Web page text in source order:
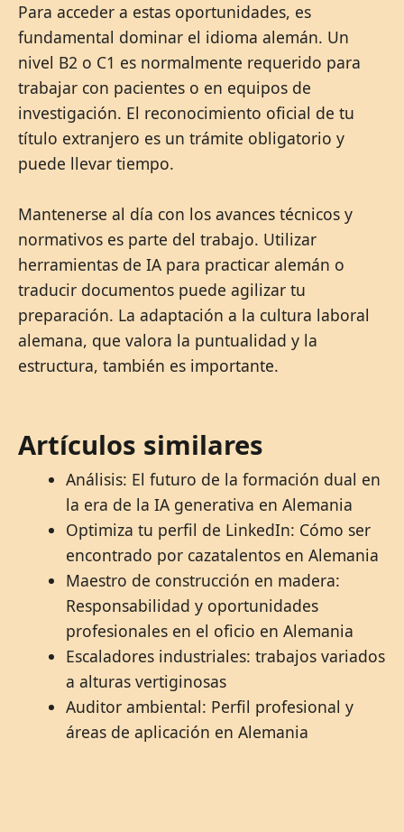
Para acceder a estas oportunidades, es
fundamental dominar el idioma alemán. Un
nivel B2 o C1 es normalmente requerido para
trabajar con pacientes o en equipos de
investigación. El reconocimiento oficial de tu
título extranjero es un trámite obligatorio y
puede llevar tiempo.
Mantenerse al día con los avances técnicos y
normativos es parte del trabajo. Utilizar
herramientas de IA para practicar alemán o
traducir documentos puede agilizar tu
preparación. La adaptación a la cultura laboral
alemana, que valora la puntualidad y la
estructura, también es importante.
Artículos similares
Análisis: El futuro de la formación dual en
la era de la IA generativa en Alemania
Optimiza tu perfil de LinkedIn: Cómo ser
encontrado por cazatalentos en Alemania
Maestro de construcción en madera:
Responsabilidad y oportunidades
profesionales en el oficio en Alemania
Escaladores industriales: trabajos variados
a alturas vertiginosas
Auditor ambiental: Perfil profesional y
áreas de aplicación en Alemania